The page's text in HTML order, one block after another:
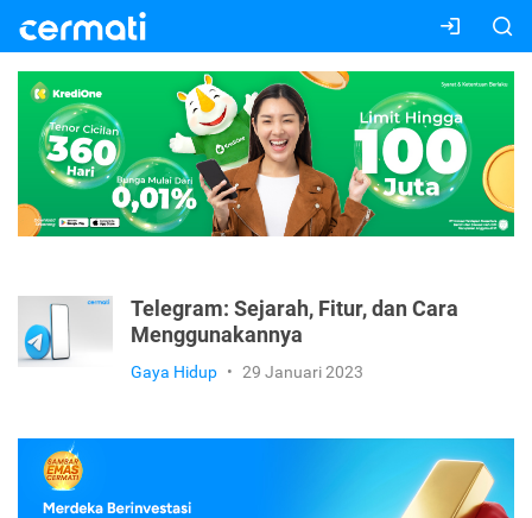
Telegram: Sejarah, Fitur, dan Cara
Menggunakannya
Gaya Hidup • 29 Januari 2023